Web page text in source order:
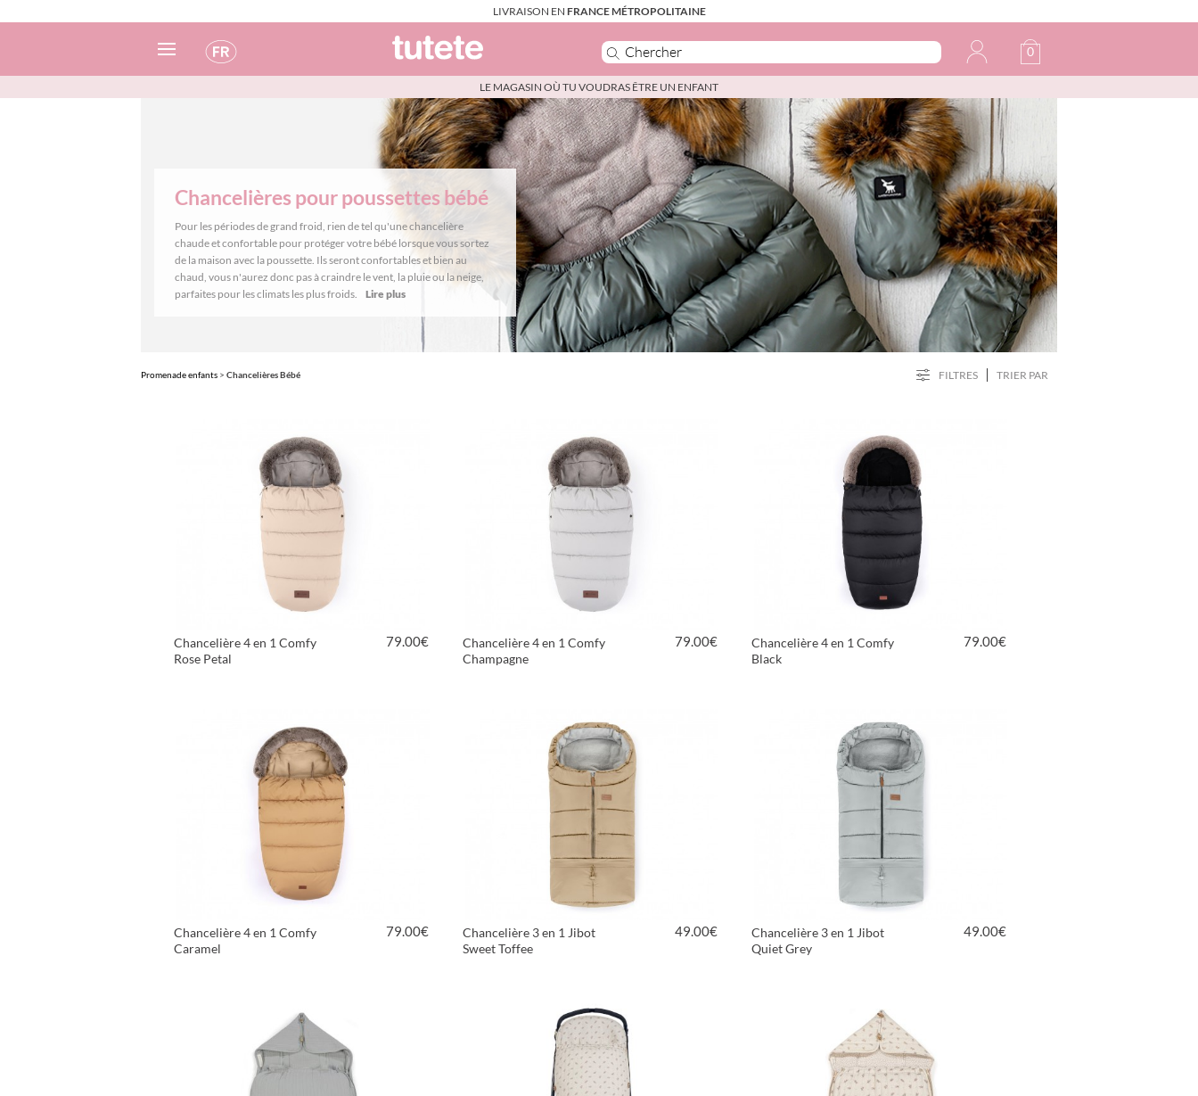
LIVRAISON EN FRANCE MÉTROPOLITAINE
Portugais
Français
0
LE MAGASIN OÙ TU VOUDRAS ÊTRE UN ENFANT
Chancelières pour poussettes bébé
Pour les périodes de grand froid, rien de tel qu'une chancelière
chaude et confortable pour protéger votre bébé lorsque vous sortez
de la maison avec la poussette. Ils seront confortables et bien au
chaud, vous n'aurez donc pas à craindre le vent, la pluie ou la neige,
parfaites pour les climats les plus froids.
Lire plus
Promenade enfants > Chancelières Bébé FILTRES TRIER PAR
Chancelière 4 en 1 Comfy
Rose Petal
79.00€
Chancelière 4 en 1 Comfy
Champagne
79.00€
Chancelière 4 en 1 Comfy
Black
79.00€
Chancelière 4 en 1 Comfy
Caramel
79.00€
Chancelière 3 en 1 Jibot
Sweet Toffee
49.00€
Chancelière 3 en 1 Jibot
Quiet Grey
49.00€